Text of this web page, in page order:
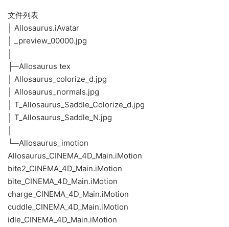
文件列表
│ Allosaurus.iAvatar
│ _preview_00000.jpg
├─Allosaurus tex
│ Allosaurus_colorize_d.jpg
│ Allosaurus_normals.jpg
│ T_Allosaurus_Saddle_Colorize_d.jpg
│ T_Allosaurus_Saddle_N.jpg
└─Allosaurus_imotion
Allosaurus_CINEMA_4D_Main.iMotion
bite2_CINEMA_4D_Main.iMotion
bite_CINEMA_4D_Main.iMotion
charge_CINEMA_4D_Main.iMotion
cuddle_CINEMA_4D_Main.iMotion
idle_CINEMA_4D_Main.iMotion